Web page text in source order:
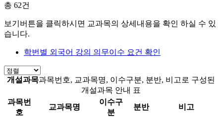
총 62건
보기버튼을 클릭하시면 교과목의 상세내용을 확인 하실 수 있
습니다.
학번별 외국어 강의 의무이수 요건 확인
개설과목과목번호, 교과목명, 이수구분, 분반, 비고로 구성된
개설과목 안내 표
과목번
호
교과목명
이수구
분
분반 비고